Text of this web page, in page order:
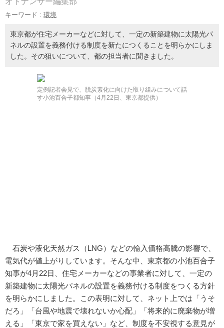
キーワード : 環境
東京都が住宅メーカーなどに対して、一定の新築建物に太陽光パ
ネルの設置を義務付ける制度を新たにつくることを明らかにしま
した。その狙いについて、都の担当者に聞きました。
定例記者会見で、脱炭素化に向けた取り組みについて話
す小池百合子都知事（4月22日、東京都提供）
石炭や液化天然ガス（LNG）などの輸入価格高騰の影響で、
電気代が値上がりしています。そんな中、東京都の小池百合子
知事が4月22日、住宅メーカーなどの事業者に対して、一定の
新築建物に太陽光パネルの設置を義務付ける制度をつくる方針
を明らかにしました。この表明に対して、ネット上では「うそ
だろ」「台風や地震で壊れないか心配」「将来的に廃棄物が増
える」「東京で家を買えない」など、制度を不安視する意見が